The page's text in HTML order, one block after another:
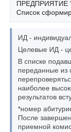
ПРЕДПРИЯТИЕ
Список
ИД -
Целевые ИД -
В списке
переданные из
наиболее
результатов
*номер
После
приемной